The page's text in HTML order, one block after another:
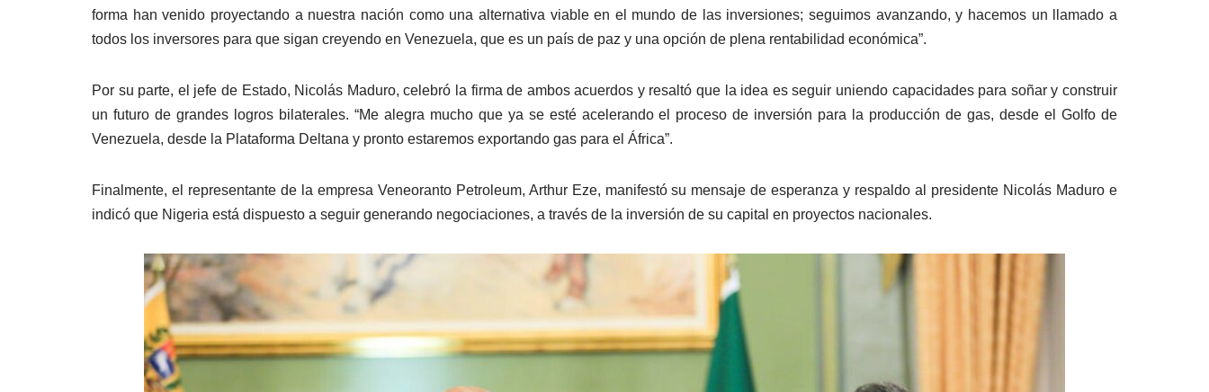
forma han venido proyectando a nuestra nación como una alternativa viable en el mundo de las inversiones; seguimos avanzando, y hacemos un llamado a
todos los inversores para que sigan creyendo en Venezuela, que es un país de paz y una opción de plena rentabilidad económica”.
Por su parte, el jefe de Estado, Nicolás Maduro, celebró la firma de ambos acuerdos y resaltó que la idea es seguir uniendo capacidades para soñar y construir
un futuro de grandes logros bilaterales. “Me alegra mucho que ya se esté acelerando el proceso de inversión para la producción de gas, desde el Golfo de
Venezuela, desde la Plataforma Deltana y pronto estaremos exportando gas para el África”.
Finalmente, el representante de la empresa Veneoranto Petroleum, Arthur Eze, manifestó su mensaje de esperanza y respaldo al presidente Nicolás Maduro e
indicó que Nigeria está dispuesto a seguir generando negociaciones, a través de la inversión de su capital en proyectos nacionales.